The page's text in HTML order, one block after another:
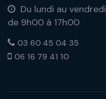
Du lundi au vendredi
de 9h00 à 17h00
03 60 45 04 35
06 16 79 41 10